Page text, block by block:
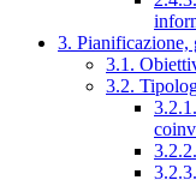
3. Pianificazione,
3.1.
3.2.